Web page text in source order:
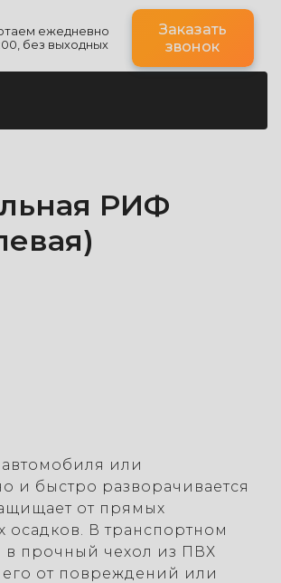
ежедневно
без выходных
Заказать
звонок
РИФ
автомобиля или
и быстро разворачивается
от прямых
В транспортном
в прочный чехол из ПВХ
от повреждений или